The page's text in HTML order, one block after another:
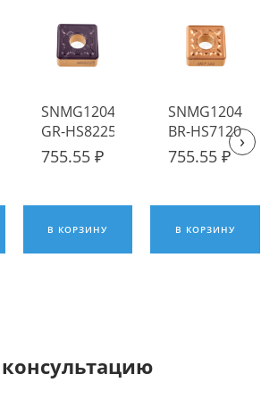
SNMG120412-
GR-HS8225
Пластина
755.55 ₽
В КОРЗИНУ
SNMG120412-
BR-HS7120
Пластина
755.55 ₽
В КОРЗИНУ
›